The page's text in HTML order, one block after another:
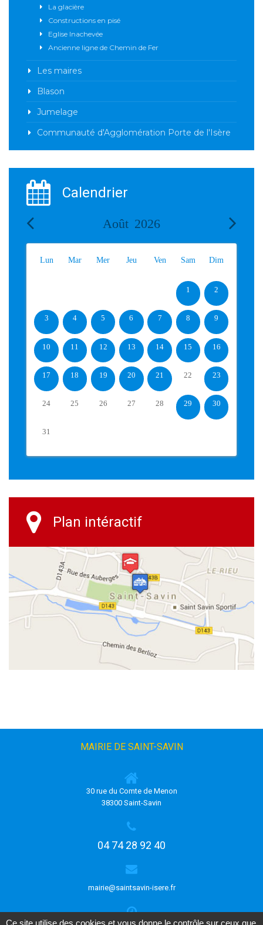
La glacière
Constructions en pisé
Eglise Inachevée
Ancienne ligne de Chemin de Fer
Les maires
Blason
Jumelage
Communauté d'Agglomération Porte de l'Isère
Calendrier
Août 2026
Lun Mar Mer Jeu Ven Sam Dim
1 2
3 4 5 6 7 8 9
10 11 12 13 14 15 16
17 18 19 20 21 22 23
24 25 26 27 28 29 30
31
Plan intéractif
MAIRIE DE SAINT-SAVIN
30 rue du Comte de Menon
38300 Saint-Savin
04 74 28 92 40
mairie@saintsavin-isere.fr
Ce site utilise des cookies et vous donne le contrôle sur ceux que